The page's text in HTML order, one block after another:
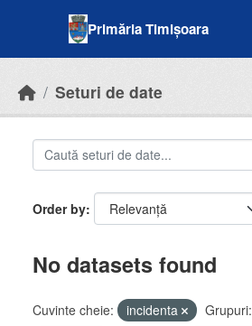
Primăria Timișoara
Seturi de date
Order by
No datasets found
Cuvinte cheie: incidenta Grupuri: